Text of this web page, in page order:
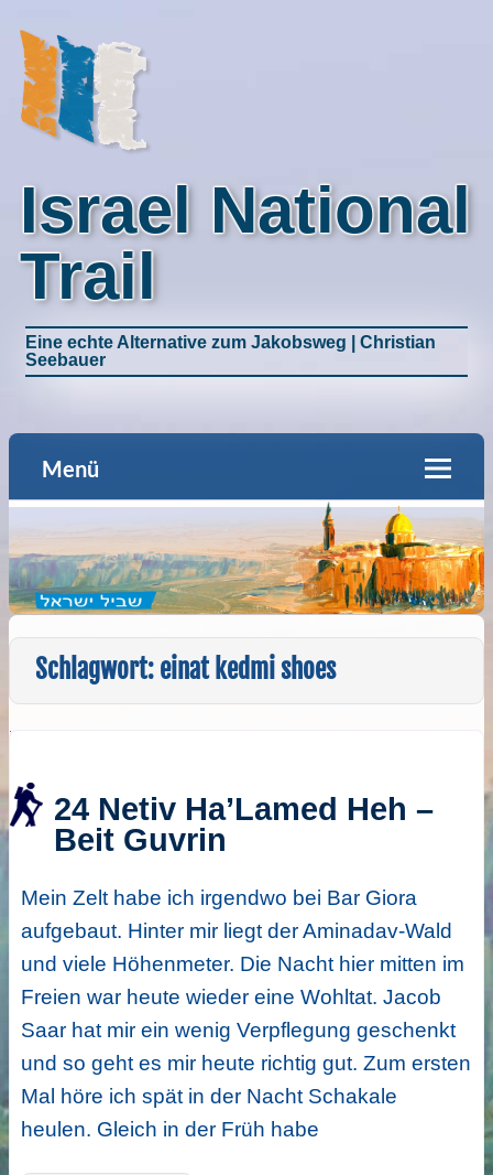
Israel National
Trail
Eine echte Alternative zum Jakobsweg | Christian
Seebauer
Menü
Schlagwort: einat kedmi shoes
24 Netiv Ha’Lamed Heh –
Beit Guvrin
Mein Zelt habe ich irgendwo bei Bar Giora
aufgebaut. Hinter mir liegt der Aminadav-Wald
und viele Höhenmeter. Die Nacht hier mitten im
Freien war heute wieder eine Wohltat. Jacob
Saar hat mir ein wenig Verpflegung geschenkt
und so geht es mir heute richtig gut. Zum ersten
Mal höre ich spät in der Nacht Schakale
heulen. Gleich in der Früh habe